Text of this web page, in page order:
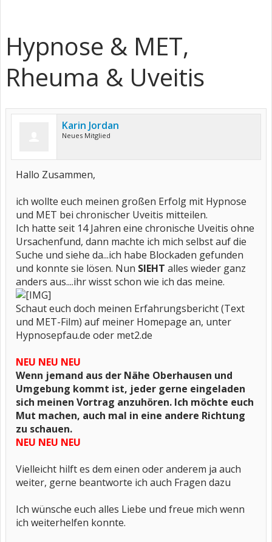
Hypnose & MET,
Rheuma & Uveitis
Karin Jordan
Neues Mitglied
Hallo Zusammen,
ich wollte euch meinen großen Erfolg mit Hypnose
und MET bei chronischer Uveitis mitteilen.
Ich hatte seit 14 Jahren eine chronische Uveitis ohne
Ursachenfund, dann machte ich mich selbst auf die
Suche und siehe da...ich habe Blockaden gefunden
und konnte sie lösen. Nun SIEHT alles wieder ganz
anders aus....ihr wisst schon wie ich das meine.
Schaut euch doch meinen Erfahrungsbericht (Text
und MET-Film) auf meiner Homepage an, unter
Hypnosepfau.de oder met2.de
NEU NEU NEU
Wenn jemand aus der Nähe Oberhausen und
Umgebung kommt ist, jeder gerne eingeladen
sich meinen Vortrag anzuhören. Ich möchte euch
Mut machen, auch mal in eine andere Richtung
zu schauen.
NEU NEU NEU
Vielleicht hilft es dem einen oder anderem ja auch
weiter, gerne beantworte ich auch Fragen dazu
Ich wünsche euch alles Liebe und freue mich wenn
ich weiterhelfen konnte.